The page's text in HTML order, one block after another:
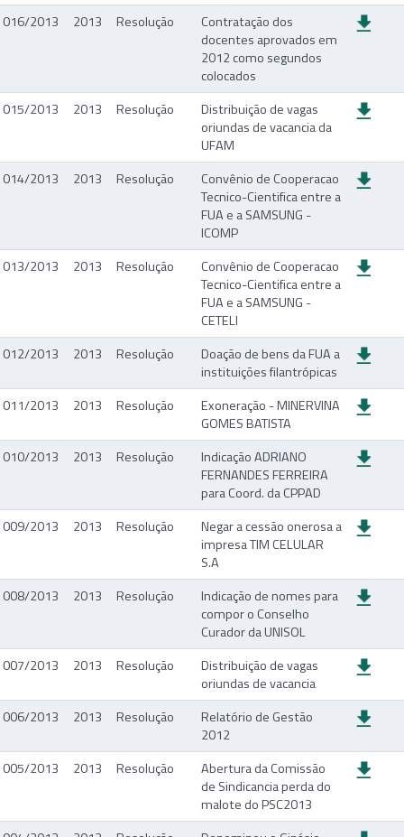
016/2013
2013 Resolução
Contratação dos
docentes aprovados em
2012 como segundos
colocados
015/2013
2013 Resolução
Distribuição de vagas
oriundas de vacancia da
UFAM
014/2013
2013 Resolução
Convênio de Cooperacao
Tecnico-Cientifica entre a
FUA e a SAMSUNG -
ICOMP
013/2013
2013 Resolução
Convênio de Cooperacao
Tecnico-Cientifica entre a
FUA e a SAMSUNG -
CETELI
012/2013
2013 Resolução
Doação de bens da FUA a
instituições filantrópicas
011/2013
2013 Resolução
Exoneração - MINERVINA
GOMES BATISTA
010/2013
2013 Resolução
Indicação ADRIANO
FERNANDES FERREIRA
para Coord. da CPPAD
009/2013
2013 Resolução
Negar a cessão onerosa a
impresa TIM CELULAR
S.A
008/2013
2013 Resolução
Indicação de nomes para
compor o Conselho
Curador da UNISOL
007/2013
2013 Resolução
Distribuição de vagas
oriundas de vacancia
006/2013
2013 Resolução
Relatório de Gestão
2012
005/2013
2013 Resolução
Abertura da Comissão
de Sindicancia perda do
malote do PSC2013